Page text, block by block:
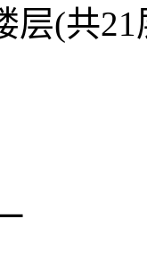
层(共